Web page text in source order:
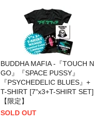
BUDDHA MAFIA -『TOUCH N
GO』『SPACE PUSSY』
『PSYCHEDELIC BLUES』+
T-SHIRT [7"x3+T-SHIRT SET]
【限定】
SOLD OUT